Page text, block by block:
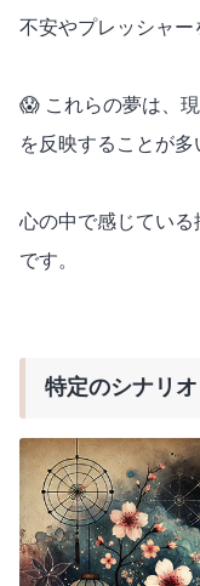
不安やプレッシャー
😱 これらの夢は、
を反映することが多
心の中で感じてい
です。
特定のシナリ